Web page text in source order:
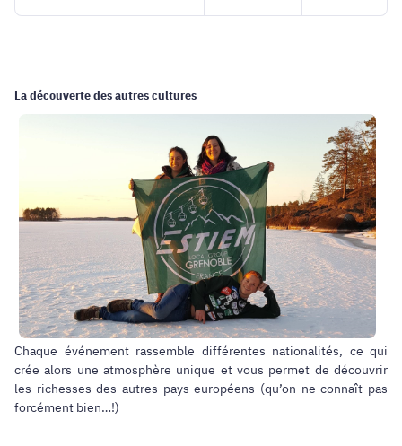
La découverte des autres cultures
Chaque événement rassemble différentes nationalités, ce qui
crée alors une atmosphère unique et vous permet de découvrir
les richesses des autres pays européens (qu’on ne connaît pas
forcément bien…!)